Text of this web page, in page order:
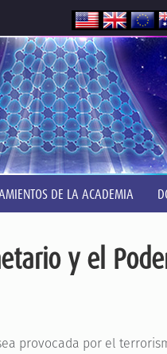
DE LA ACADEMIA
y el
provocada por el